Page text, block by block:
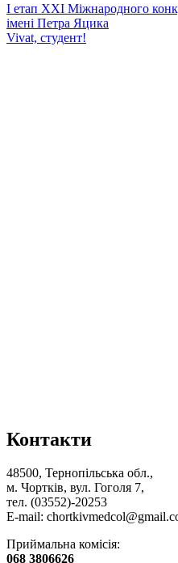
І етап ХХІ Міжнародного
імені Петра Яцика
Vivat, студент!
Контакти
48500, Тернопільська обл.,
м. Чортків, вул. Гоголя 7,
тел. (03552)-20253
E-mail:
Приймальна комісія:
068 3806626